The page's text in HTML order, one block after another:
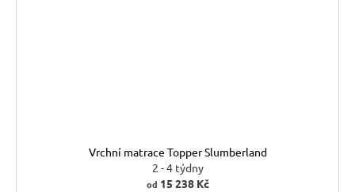
Vrchní matrace Topper Slumberland
2 - 4 týdny
od 15 238 Kč